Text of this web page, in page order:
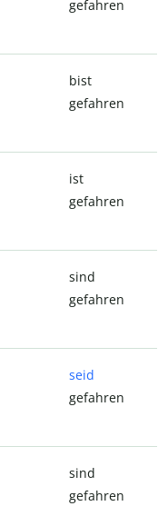
gefahren
bist
gefahren
ist
gefahren
sind
gefahren
seid
gefahren
sind
gefahren